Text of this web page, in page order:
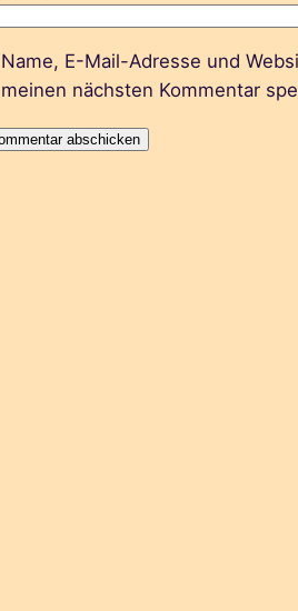
Name, E-Mail-Adresse und
meinen nächsten Kommentar